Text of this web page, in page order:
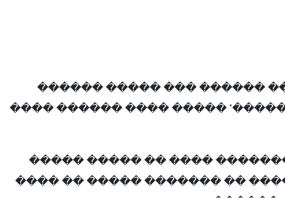
����� �� ����� �����
���� ���� " ������ ������"
���� ��� ������� ��������
���� ����� ��� ������� ��